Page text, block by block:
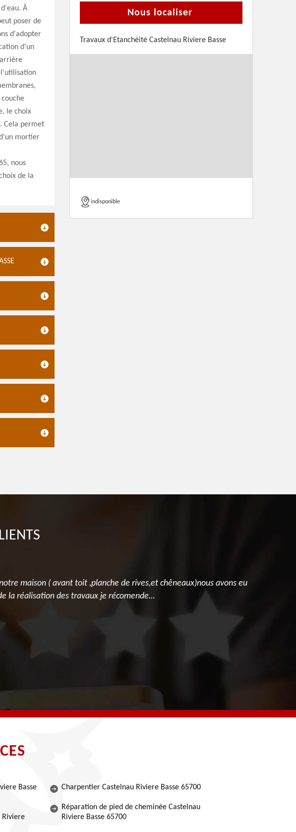
À
poser de
d'adopter
d'un
l'utilisation
le choix
Cela permet
mortier
nous
de la
Nous localiser
Travaux d'Etanchéité Castelnau Riviere Basse
indisponible
maison ( avant toit ,planche de rives,et chêneaux)nous avons eu
la réalisation des travaux je récomende…
Basse
Riviere
Charpentier Castelnau Riviere Basse 65700
Réparation de pied de cheminée Castelnau
Riviere Basse 65700